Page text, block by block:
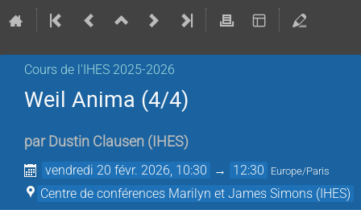
Cours de l'IHES 2025-2026
Weil Anima (4/4)
par Dustin Clausen ( IHES)
vendredi 20 févr. 2026, 10:30 → 12:30 Europe/Paris
Centre de conférences Marilyn et James Simons (IHES)